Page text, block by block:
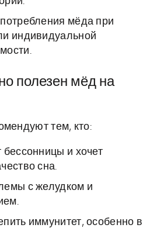
мёда при
индивидуальной
полезен мёд на
тем, кто:
бессонницы и хочет
сна.
с желудком и
иммунитет, особенно в